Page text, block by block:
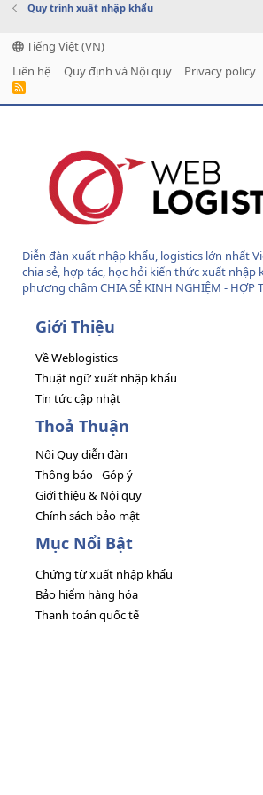
Quy trình xuất nhập khẩu
Tiếng Việt (VN)
Liên hệ
Quy định và Nội quy Privacy policy
R
Diễn đàn xuất nhập khẩu, logistics lớn nhất
chia sẻ, hợp tác, học hỏi kiến thức xuất nhập
phương châm CHIA SẺ KINH NGHIỆM - HỢP
Giới Thiệu
Về Weblogistics
Thuật ngữ xuất nhập khẩu
Tin tức cập nhật
Thoả Thuận
Nội Quy diễn đàn
Thông báo - Góp ý
Giới thiệu & Nội quy
Chính sách bảo mật
Mục Nổi Bật
Chứng từ xuất nhập khẩu
Bảo hiểm hàng hóa
Thanh toán quốc tế